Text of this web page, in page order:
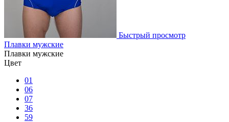
Быстрый просмотр
Плавки мужские
Плавки мужские
Цвет
01
06
07
36
59